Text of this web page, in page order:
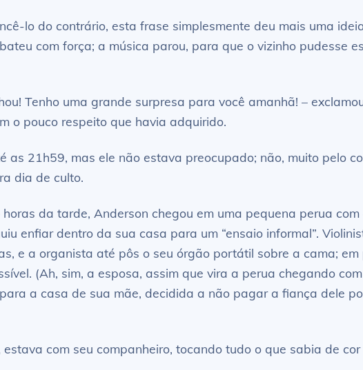
lo do contrário, esta frase simplesmente deu mais uma
com força; a música parou, para que o vizinho pudesse
Tenho uma grande surpresa para você amanhã! –
o pouco respeito que havia adquirido.
as 21h59, mas ele não estava preocupado; não, muito pelo
dia de culto.
da tarde, Anderson chegou em uma pequena perua
enfiar dentro da sua casa para um “ensaio informal”.
e a organista até pôs o seu órgão portátil sobre a cama;
(Ah, sim, a esposa, assim que vira a perua chegando
a casa de sua mãe, decidida a não pagar a fiança dele
estava com seu companheiro, tocando tudo o que sabia de